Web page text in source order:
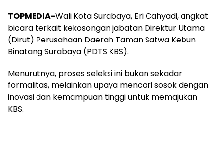
TOPMEDIA-Wali Kota Surabaya, Eri Cahyadi, angkat
bicara terkait kekosongan jabatan Direktur Utama
(Dirut) Perusahaan Daerah Taman Satwa Kebun
Binatang Surabaya (PDTS KBS).
Menurutnya, proses seleksi ini bukan sekadar
formalitas, melainkan upaya mencari sosok dengan
inovasi dan kemampuan tinggi untuk memajukan
KBS.